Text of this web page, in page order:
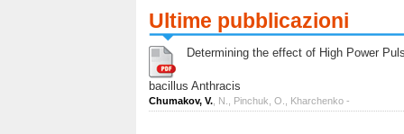
Ultime pubblicazioni
Determining the effect of High Power
bacillus Anthracis
Chumakov, V. , N., Pinchuk, O., Kharchenko -